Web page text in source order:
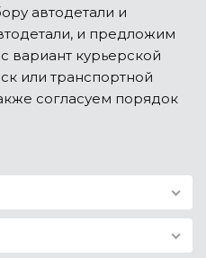
Все марки
автодетали и
и предложим
вариант курьерской
или транспортной
согласуем порядок